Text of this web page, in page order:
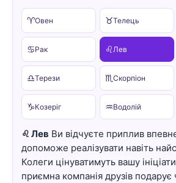
♈Овен ♉Телець
♋Рак ♌ Лев
♎Терези ♏Скорпіон
♑Козеріг ♒Водолій
♌ Лев Ви відчуєте приплив
допоможе реалізувати навіть
Колеги цінуватимуть вашу
приємна компанія друзів подарує